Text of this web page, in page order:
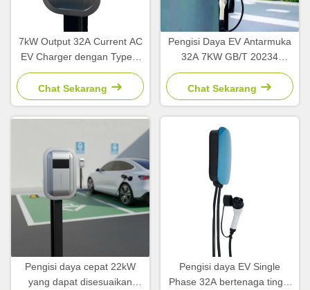
7kW Output 32A Current AC
EV Charger dengan Type 2
Interface untuk Stasiun
Pengisian Kendaraan Listrik
Chat Sekarang
Pengisi Daya EV Antarmuka
32A 7KW GB/T 20234
dengan Kabel 5M untuk
Kendaraan Listrik
Chat Sekarang
Pengisi daya cepat 22kW
yang dapat disesuaikan
Pengisi daya EV Single
Phase 32A bertenaga tinggi